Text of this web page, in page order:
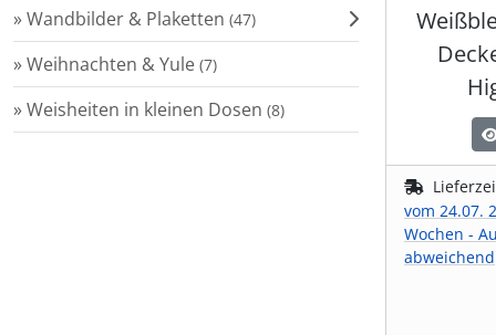
» Wandbilder & Plaketten (47)
» Weihnachten & Yule (7)
» Weisheiten in kleinen Dosen (8)
vom 24.07.
Wochen -
abweichend
Shisha & Raucherbedarf (23)
Steampunk (28)